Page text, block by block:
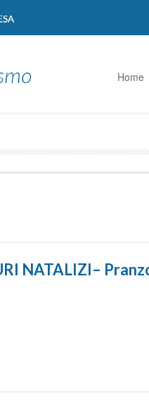
Home
NATALIZI–
Ore 12.30